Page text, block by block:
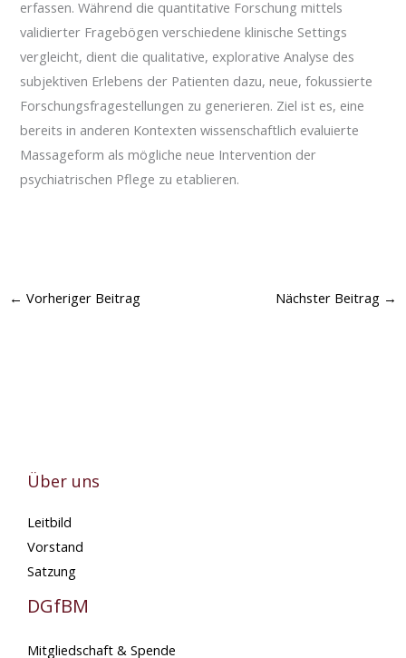
erfassen. Während die quantitative Forschung mittels
validierter Fragebögen verschiedene klinische Settings
vergleicht, dient die qualitative, explorative Analyse des
subjektiven Erlebens der Patienten dazu, neue, fokussierte
Forschungsfragestellungen zu generieren. Ziel ist es, eine
bereits in anderen Kontexten wissenschaftlich evaluierte
Massageform als mögliche neue Intervention der
psychiatrischen Pflege zu etablieren.
← Vorheriger Beitrag Nächster Beitrag →
Über uns
Leitbild
Vorstand
Satzung
DGfBM
Mitgliedschaft & Spende